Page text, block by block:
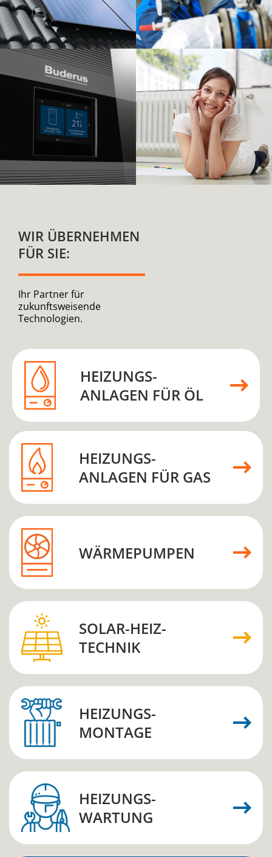
WIR ÜBER­NEHMEN
FÜR SIE:
Ihr Partner für
zukunftsweisende
Technologien.
HEIZUNGS­
ANLAGEN FÜR ÖL
HEIZUNGS­
ANLAGEN FÜR GAS
WÄRMEPUMPEN
SOLAR-HEIZ­
TECHNIK
HEIZUNGS­­
MONTAGE
HEIZUNGS­­­
WARTUNG